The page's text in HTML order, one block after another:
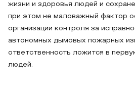
жизни и здоровья людей и
при этом не маловажный фактор
организации контроля за
автономных дымовых пожарных
ответственность ложится в
людей.